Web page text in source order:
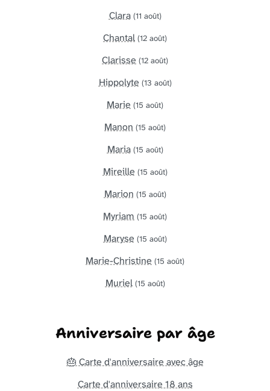
Clara (11 août)
Chantal (12 août)
Clarisse (12 août)
Hippolyte (13 août)
Marie (15 août)
Manon (15 août)
Maria (15 août)
Mireille (15 août)
Marion (15 août)
Myriam (15 août)
Maryse (15 août)
Marie-Christine (15 août)
Muriel (15 août)
Anniversaire par âge
🎂 Carte d'anniversaire avec âge
Carte d'anniversaire 18 ans